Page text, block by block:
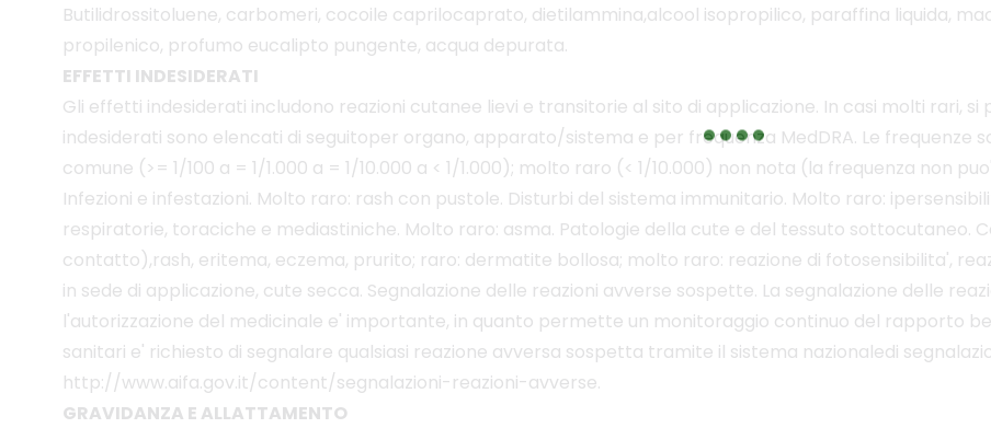
Butilidrossitoluene, carbomeri, cocoile caprilocaprato, dietilammina,alcool isopropilico, paraffina liquida,
propilenico, profumo eucalipto pungente, acqua depurata.
EFFETTI INDESIDERATI
Gli effetti indesiderati includono reazioni cutanee lievi e transitorie al sito di applicazione. In casi molti rari,
indesiderati sono elencati di seguitoper organo, apparato/sistema e per frequenza MedDRA. Le frequenze
comune (>= 1/100 a = 1/1.000 a = 1/10.000 a < 1/1.000); molto raro (< 1/10.000) non nota (la frequenza non
Infezioni e infestazioni. Molto raro: rash con pustole. Disturbi del sistema immunitario. Molto raro:
respiratorie, toraciche e mediastiniche. Molto raro: asma. Patologie della cute e del tessuto sottocutaneo.
contatto),rash, eritema, eczema, prurito; raro: dermatite bollosa; molto raro: reazione di fotosensibilita',
in sede di applicazione, cute secca. Segnalazione delle reazioni avverse sospette. La segnalazione delle
l'autorizzazione del medicinale e' importante, in quanto permette un monitoraggio continuo del rapporto
sanitari e' richiesto di segnalare qualsiasi reazione avversa sospetta tramite il sistema nazionaledi
http://www.aifa.gov.it/content/segnalazioni-reazioni-avverse.
GRAVIDANZA E ALLATTAMENTO